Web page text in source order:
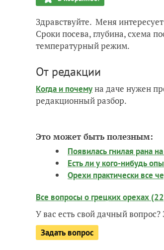
Здравствуйте. Меня
Сроки посева, глубина, схема
температурный режим.
От редакции
Когда и почемуна даче нужен
редакционный разбор.
Это может быть полезным:
Появилась гнилая рана
Есть ли у кого-нибудь
Орехи практически все
Все вопросы о грецких орехах
У вас есть свой дачный
Задать вопрос